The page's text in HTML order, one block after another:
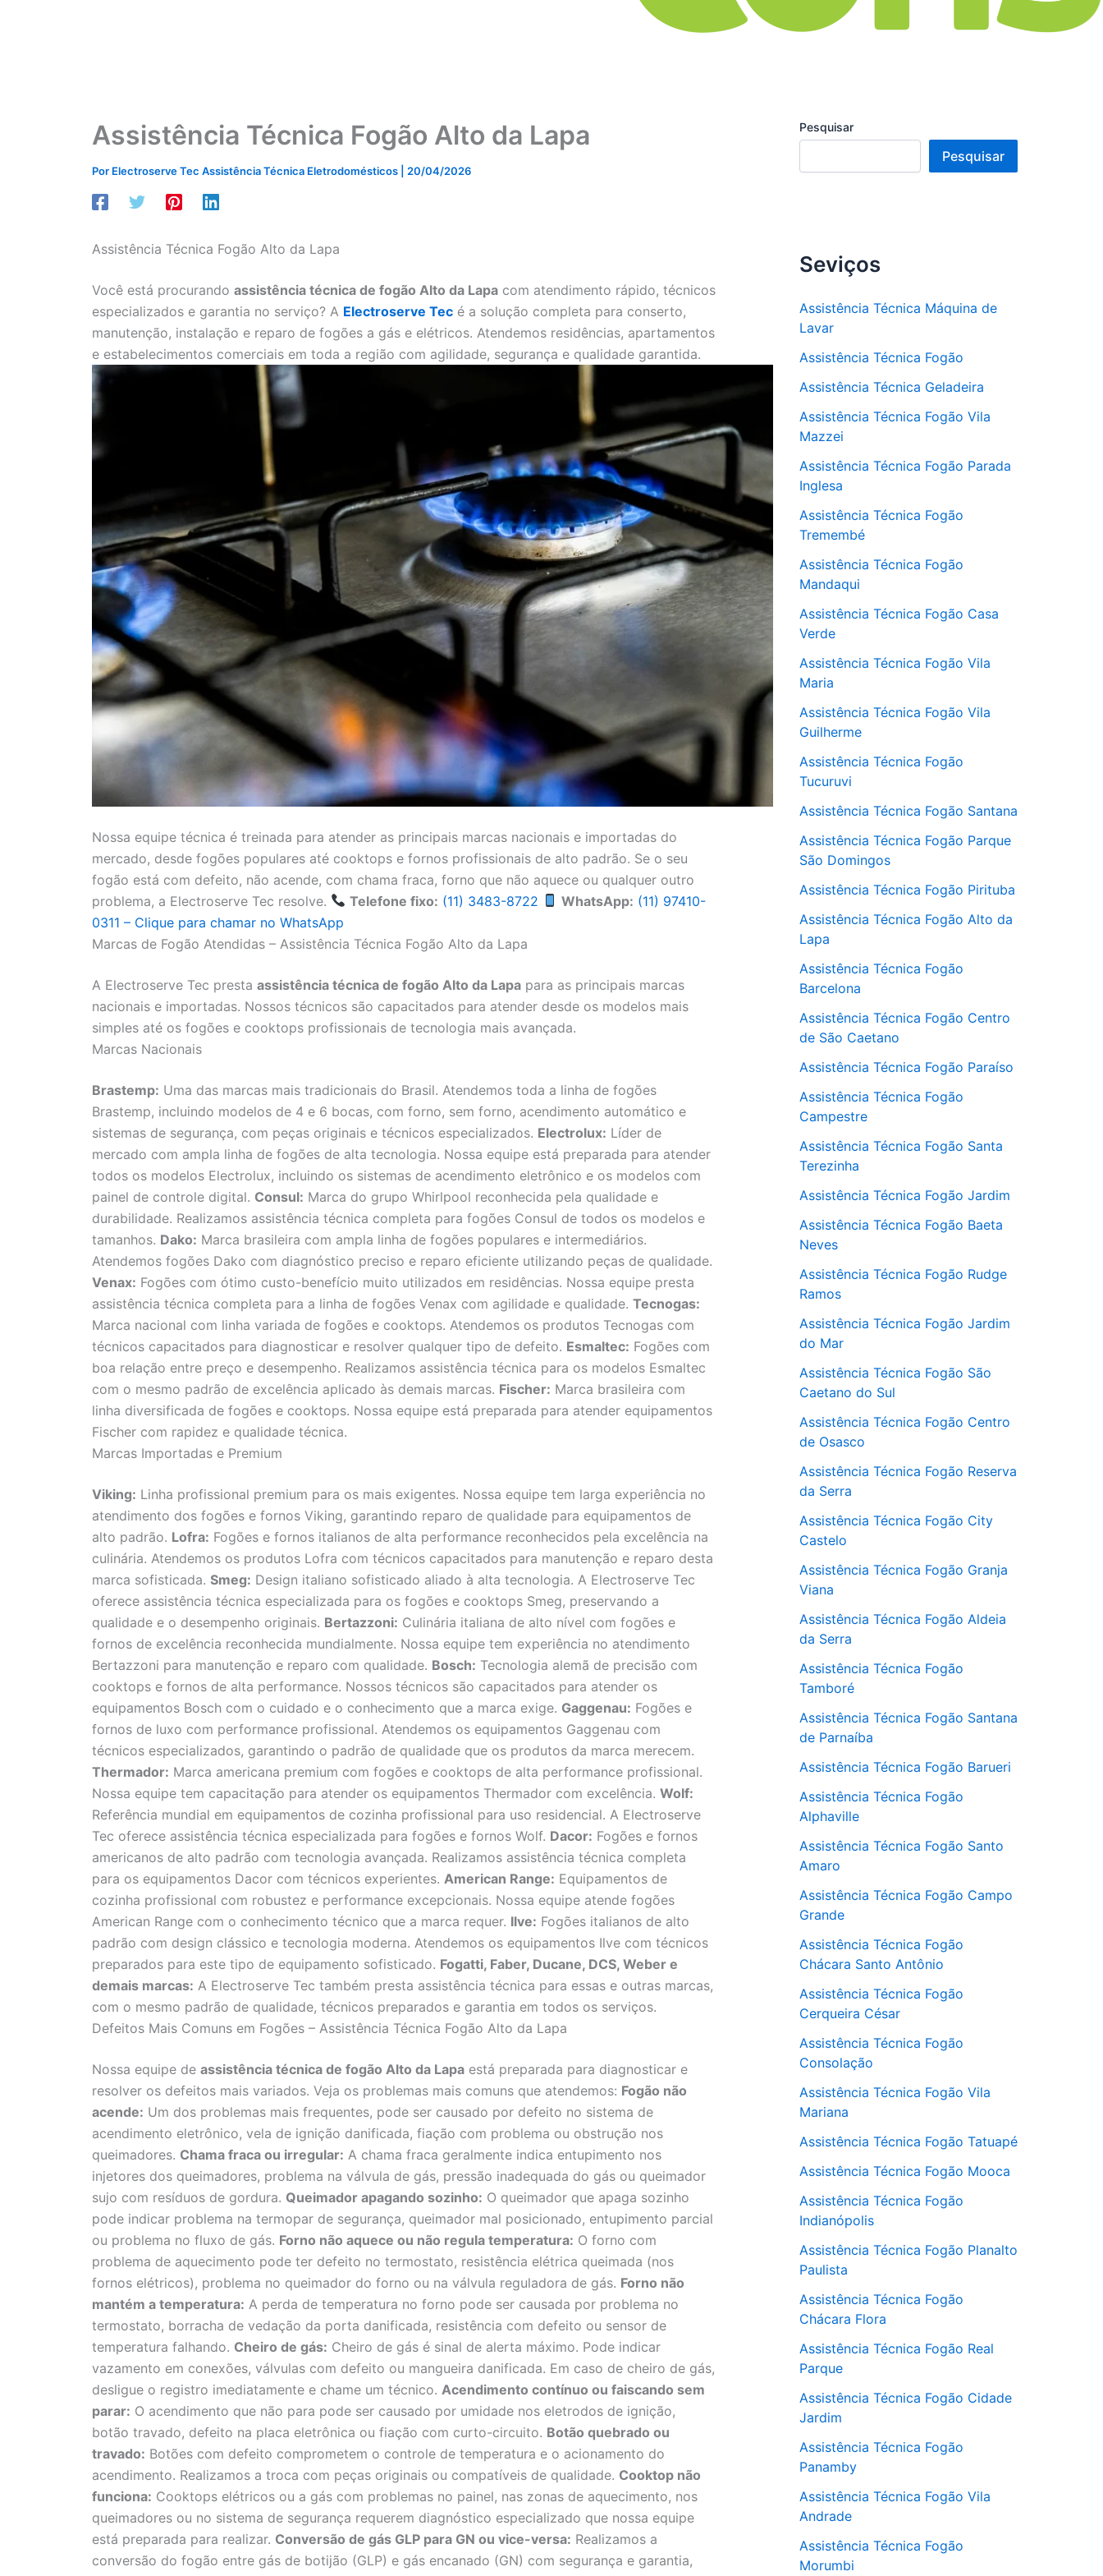
Assistência Técnica Fogão Alto da Lapa
Por Electroserve Tec Assistência Técnica Eletrodomésticos 20/04/2026
Assistência Técnica Fogão Alto da Lapa
Você está procurando assistência técnica de fogão Alto da Lapa com atendimento rápido, técnicos
especializados e garantia no serviço? A Electroserve Tec é a solução completa para conserto,
manutenção, instalação e reparo de fogões a gás e elétricos. Atendemos residências, apartamentos
e estabelecimentos comerciais em toda a região com agilidade, segurança e qualidade garantida.
Nossa equipe técnica é treinada para atender as principais marcas nacionais e importadas do
mercado, desde fogões populares até cooktops e fornos profissionais de alto padrão. Se o seu
fogão está com defeito, não acende, com chama fraca, forno que não aquece ou qualquer outro
problema, a Electroserve Tec resolve.
Telefone fixo: (11) 3483-8722 WhatsApp: (11) 97410-
0311 – Clique para chamar no WhatsApp
Marcas de Fogão Atendidas – Assistência Técnica Fogão Alto da Lapa
A Electroserve Tec presta assistência técnica de fogão Alto da Lapa para as principais marcas
nacionais e importadas. Nossos técnicos são capacitados para atender desde os modelos mais
simples até os fogões e cooktops profissionais de tecnologia mais avançada.
Marcas Nacionais
Brastemp: Uma das marcas mais tradicionais do Brasil. Atendemos toda a linha de fogões
Brastemp, incluindo modelos de 4 e 6 bocas, com forno, sem forno, acendimento automático e
sistemas de segurança, com peças originais e técnicos especializados. Electrolux: Líder de
mercado com ampla linha de fogões de alta tecnologia. Nossa equipe está preparada para atender
todos os modelos Electrolux, incluindo os sistemas de acendimento eletrônico e os modelos com
painel de controle digital. Consul: Marca do grupo Whirlpool reconhecida pela qualidade e
durabilidade. Realizamos assistência técnica completa para fogões Consul de todos os modelos e
tamanhos. Dako: Marca brasileira com ampla linha de fogões populares e intermediários.
Atendemos fogões Dako com diagnóstico preciso e reparo eficiente utilizando peças de qualidade.
Venax: Fogões com ótimo custo-benefício muito utilizados em residências. Nossa equipe presta
assistência técnica completa para a linha de fogões Venax com agilidade e qualidade. Tecnogas:
Marca nacional com linha variada de fogões e cooktops. Atendemos os produtos Tecnogas com
técnicos capacitados para diagnosticar e resolver qualquer tipo de defeito. Esmaltec: Fogões com
boa relação entre preço e desempenho. Realizamos assistência técnica para os modelos Esmaltec
com o mesmo padrão de excelência aplicado às demais marcas. Fischer: Marca brasileira com
linha diversificada de fogões e cooktops. Nossa equipe está preparada para atender equipamentos
Fischer com rapidez e qualidade técnica.
Marcas Importadas e Premium
Viking: Linha profissional premium para os mais exigentes. Nossa equipe tem larga experiência no
atendimento dos fogões e fornos Viking, garantindo reparo de qualidade para equipamentos de
alto padrão. Lofra: Fogões e fornos italianos de alta performance reconhecidos pela excelência na
culinária. Atendemos os produtos Lofra com técnicos capacitados para manutenção e reparo desta
marca sofisticada. Smeg: Design italiano sofisticado aliado à alta tecnologia. A Electroserve Tec
oferece assistência técnica especializada para os fogões e cooktops Smeg, preservando a
qualidade e o desempenho originais. Bertazzoni: Culinária italiana de alto nível com fogões e
fornos de excelência reconhecida mundialmente. Nossa equipe tem experiência no atendimento
Bertazzoni para manutenção e reparo com qualidade. Bosch: Tecnologia alemã de precisão com
cooktops e fornos de alta performance. Nossos técnicos são capacitados para atender os
equipamentos Bosch com o cuidado e o conhecimento que a marca exige. Gaggenau: Fogões e
fornos de luxo com performance profissional. Atendemos os equipamentos Gaggenau com
técnicos especializados, garantindo o padrão de qualidade que os produtos da marca merecem.
Thermador: Marca americana premium com fogões e cooktops de alta performance profissional.
Nossa equipe tem capacitação para atender os equipamentos Thermador com excelência. Wolf:
Referência mundial em equipamentos de cozinha profissional para uso residencial. A Electroserve
Tec oferece assistência técnica especializada para fogões e fornos Wolf. Dacor: Fogões e fornos
americanos de alto padrão com tecnologia avançada. Realizamos assistência técnica completa
para os equipamentos Dacor com técnicos experientes. American Range: Equipamentos de
cozinha profissional com robustez e performance excepcionais. Nossa equipe atende fogões
American Range com o conhecimento técnico que a marca requer. Ilve: Fogões italianos de alto
padrão com design clássico e tecnologia moderna. Atendemos os equipamentos Ilve com técnicos
preparados para este tipo de equipamento sofisticado. Fogatti, Faber, Ducane, DCS, Weber e
demais marcas: A Electroserve Tec também presta assistência técnica para essas e outras marcas,
com o mesmo padrão de qualidade, técnicos preparados e garantia em todos os serviços.
Defeitos Mais Comuns em Fogões – Assistência Técnica Fogão Alto da Lapa
Nossa equipe de assistência técnica de fogão Alto da Lapa está preparada para diagnosticar e
resolver os defeitos mais variados. Veja os problemas mais comuns que atendemos: Fogão não
acende: Um dos problemas mais frequentes, pode ser causado por defeito no sistema de
acendimento eletrônico, vela de ignição danificada, fiação com problema ou obstrução nos
queimadores. Chama fraca ou irregular: A chama fraca geralmente indica entupimento nos
injetores dos queimadores, problema na válvula de gás, pressão inadequada do gás ou queimador
sujo com resíduos de gordura. Queimador apagando sozinho: O queimador que apaga sozinho
pode indicar problema na termopar de segurança, queimador mal posicionado, entupimento parcial
ou problema no fluxo de gás. Forno não aquece ou não regula temperatura: O forno com
problema de aquecimento pode ter defeito no termostato, resistência elétrica queimada (nos
fornos elétricos), problema no queimador do forno ou na válvula reguladora de gás. Forno não
mantém a temperatura: A perda de temperatura no forno pode ser causada por problema no
termostato, borracha de vedação da porta danificada, resistência com defeito ou sensor de
temperatura falhando. Cheiro de gás: Cheiro de gás é sinal de alerta máximo. Pode indicar
vazamento em conexões, válvulas com defeito ou mangueira danificada. Em caso de cheiro de gás,
desligue o registro imediatamente e chame um técnico. Acendimento contínuo ou faiscando sem
parar: O acendimento que não para pode ser causado por umidade nos eletrodos de ignição,
botão travado, defeito na placa eletrônica ou fiação com curto-circuito. Botão quebrado ou
travado: Botões com defeito comprometem o controle de temperatura e o acionamento do
acendimento. Realizamos a troca com peças originais ou compatíveis de qualidade. Cooktop não
funciona: Cooktops elétricos ou a gás com problemas no painel, nas zonas de aquecimento, nos
queimadores ou no sistema de segurança requerem diagnóstico especializado que nossa equipe
está preparada para realizar. Conversão de gás GLP para GN ou vice-versa: Realizamos a
conversão do fogão entre gás de botijão (GLP) e gás encanado (GN) com segurança e garantia,
Pesquisar
Pesquisar
Seviços
Assistência Técnica Máquina de
Lavar
Assistência Técnica Fogão
Assistência Técnica Geladeira
Assistência Técnica Fogão Vila
Mazzei
Assistência Técnica Fogão Parada
Inglesa
Assistência Técnica Fogão
Tremembé
Assistência Técnica Fogão
Mandaqui
Assistência Técnica Fogão Casa
Verde
Assistência Técnica Fogão Vila
Maria
Assistência Técnica Fogão Vila
Guilherme
Assistência Técnica Fogão
Tucuruvi
Assistência Técnica Fogão Santana
Assistência Técnica Fogão Parque
São Domingos
Assistência Técnica Fogão Pirituba
Assistência Técnica Fogão Alto da
Lapa
Assistência Técnica Fogão
Barcelona
Assistência Técnica Fogão Centro
de São Caetano
Assistência Técnica Fogão Paraíso
Assistência Técnica Fogão
Campestre
Assistência Técnica Fogão Santa
Terezinha
Assistência Técnica Fogão Jardim
Assistência Técnica Fogão Baeta
Neves
Assistência Técnica Fogão Rudge
Ramos
Assistência Técnica Fogão Jardim
do Mar
Assistência Técnica Fogão São
Caetano do Sul
Assistência Técnica Fogão Centro
de Osasco
Assistência Técnica Fogão Reserva
da Serra
Assistência Técnica Fogão City
Castelo
Assistência Técnica Fogão Granja
Viana
Assistência Técnica Fogão Aldeia
da Serra
Assistência Técnica Fogão
Tamboré
Assistência Técnica Fogão Santana
de Parnaíba
Assistência Técnica Fogão Barueri
Assistência Técnica Fogão
Alphaville
Assistência Técnica Fogão Santo
Amaro
Assistência Técnica Fogão Campo
Grande
Assistência Técnica Fogão
Chácara Santo Antônio
Assistência Técnica Fogão
Cerqueira César
Assistência Técnica Fogão
Consolação
Assistência Técnica Fogão Vila
Mariana
Assistência Técnica Fogão Tatuapé
Assistência Técnica Fogão Mooca
Assistência Técnica Fogão
Indianópolis
Assistência Técnica Fogão Planalto
Paulista
Assistência Técnica Fogão
Chácara Flora
Assistência Técnica Fogão Real
Parque
Assistência Técnica Fogão Cidade
Jardim
Assistência Técnica Fogão
Panamby
Assistência Técnica Fogão Vila
Andrade
Assistência Técnica Fogão
Morumbi